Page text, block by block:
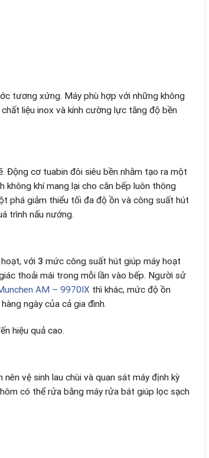
tương xứng. Máy phù hợp với những không
liệu inox và kính cường lực tăng độ bền
Động cơ tuabin đôi siêu bền nhằm tạo ra một
không khí mang lại cho căn bếp luôn thông
phá giảm thiểu tối đa độ ồn và công suất hút
trình nấu nướng.
với 3 mức công suất hút giúp máy hoạt
thoải mái trong mỗi lần vào bếp. Người sử
AM – 9970IX thì khác, mức độ ồn
ngày của cả gia đình.
hiệu quả cao.
vệ sinh lau chùi và quan sát máy định kỳ
có thể rửa bằng máy rửa bát giúp lọc sạch